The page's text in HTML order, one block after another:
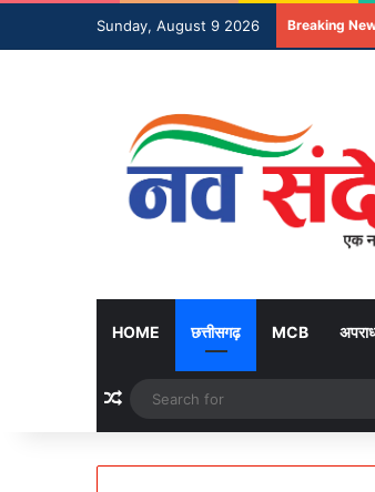
Sunday, August 9 2026 Breaking
HOME छत्तीसगढ़ MCB
Random Article